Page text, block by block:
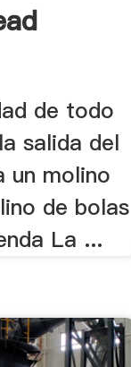
de todo
salida del
un molino
de bolas
La ...